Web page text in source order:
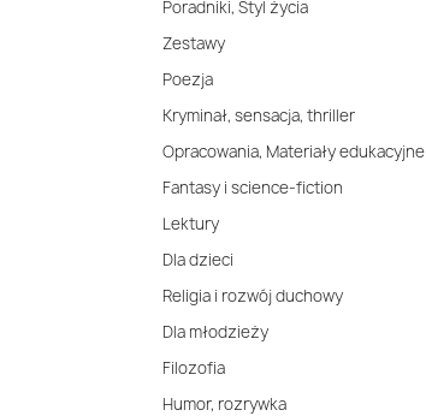
Poradniki, Styl życia
Zestawy
Poezja
Kryminał, sensacja, thriller
Opracowania, Materiały edukacyjne
Fantasy i science-fiction
Lektury
Dla dzieci
Religia i rozwój duchowy
Dla młodzieży
Filozofia
Humor, rozrywka